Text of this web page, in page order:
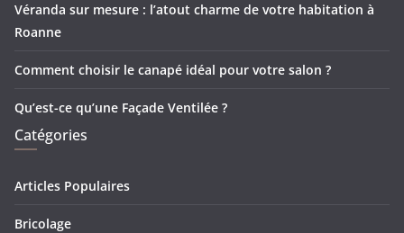
Véranda sur mesure : l’atout charme de votre habitation à
Roanne
Comment choisir le canapé idéal pour votre salon ?
Qu’est-ce qu’une Façade Ventilée ?
Catégories
Articles Populaires
Bricolage